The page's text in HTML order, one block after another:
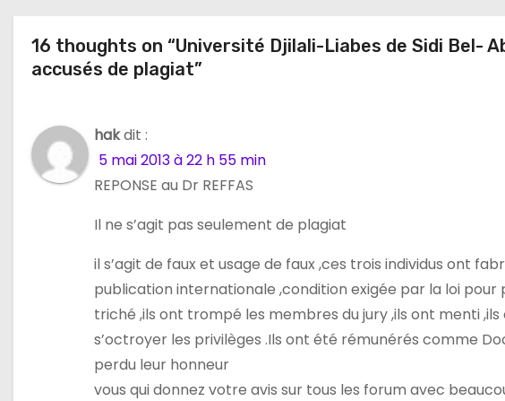
i
n
d
16 thoughts on “Université Djilali-Liabes de Sidi Bel-
accusés de plagiat”
hakdit :
5 mai 2013 à 22 h 55 min
REPONSE au Dr REFFAS
Il ne s’agit pas seulement de plagiat
il s’agit de faux et usage de faux ,ces trois individus ont
publication internationale ,condition exigée par la loi
triché ,ils ont trompé les membres du jury ,ils ont menti
s’octroyer les privilèges .Ils ont été rémunérés comme
perdu leur honneur
vous qui donnez votre avis sur tous les forum avec